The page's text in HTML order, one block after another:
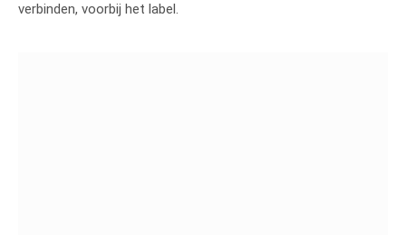
verbinden, voorbij het label.